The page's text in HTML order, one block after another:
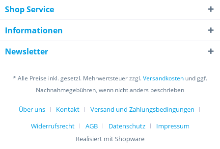
Shop Service
Informationen
Newsletter
* Alle Preise inkl. gesetzl. Mehrwertsteuer zzgl.Versandkosten und ggf.
Nachnahmegebühren, wenn nicht anders beschrieben
Über uns Kontakt
Versand und Zahlungsbedingungen
Widerrufsrecht
AGB Datenschutz
Impressum
Realisiert mit Shopware